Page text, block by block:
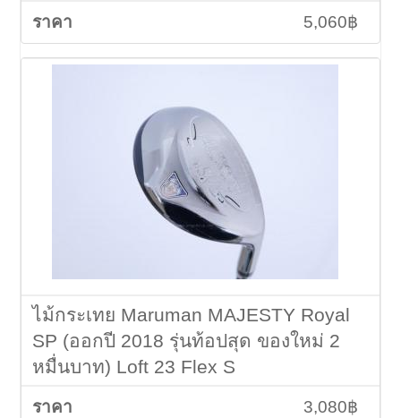
5,060฿
ไม้กระเทย Maruman MAJESTY Royal
SP (ออกปี 2018 รุ่นท้อปสุด ของใหม่ 2
หมื่นบาท) Loft 23 Flex S
3,080฿